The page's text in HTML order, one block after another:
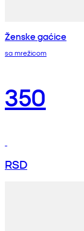
Ženske gaćice
sa mrežicom
350
RSD